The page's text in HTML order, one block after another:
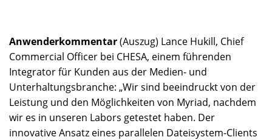
Anwenderkommentar(Auszug) Lance Hukill, Chief
Commercial Officer bei CHESA, einem führenden
Integrator für Kunden aus der Medien- und
Unterhaltungsbranche: „Wir sind beeindruckt von der
Leistung und den Möglichkeiten von Myriad, nachdem
wir es in unseren Labors getestet haben. Der
innovative Ansatz eines parallelen Dateisystem-Clients